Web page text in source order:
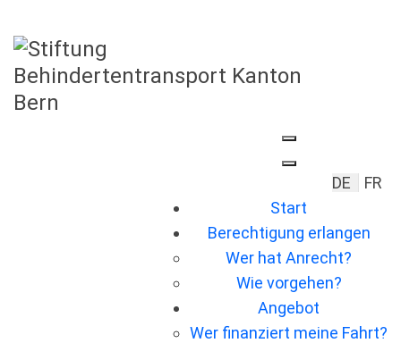
Sprache
DE
FR
Start
Berechtigung erlangen
Wer hat Anrecht?
Wie vorgehen?
Angebot
Wer ﬁnanziert meine Fahrt?